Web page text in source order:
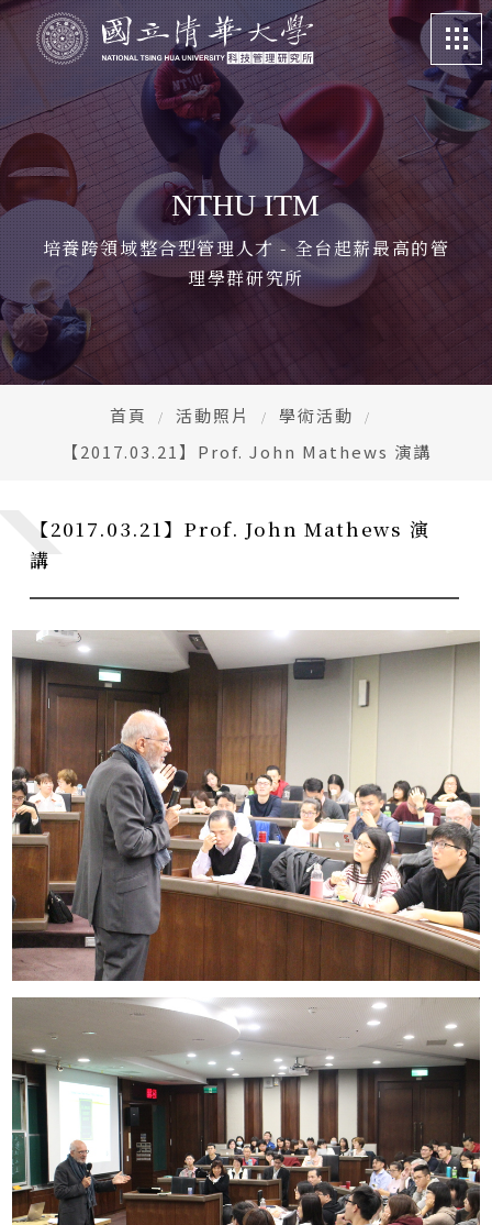
關於我們 About
課程特色 Program
招生訊息 Admission
系所成員 Faculty
學生專區 Student life
更多資訊 More
NTHU ITM
培養跨領域整合型管理人才 - 全台起薪最高的管
理學群研究所
首頁 活動照片
學術活動
【2017.03.21】Prof. John Mathews 演講
【2017.03.21】Prof. John Mathews 演
講
CE0下午茶CE0 Teatime
系所暨校友活動
Department Activities
學術活動
Academic Events